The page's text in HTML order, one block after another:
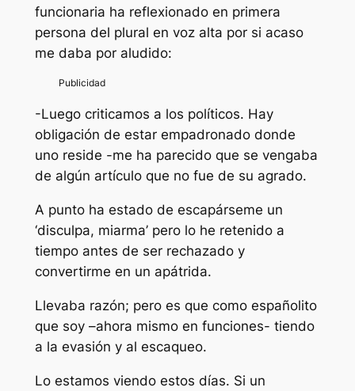
funcionaria ha reflexionado en primera
persona del plural en voz alta por si acaso
me daba por aludido:
-Luego criticamos a los políticos. Hay
obligación de estar empadronado donde
uno reside -me ha parecido que se vengaba
de algún artículo que no fue de su agrado.
A punto ha estado de escapárseme un
‘disculpa, miarma’ pero lo he retenido a
tiempo antes de ser rechazado y
convertirme en un apátrida.
Llevaba razón; pero es que como españolito
que soy –ahora mismo en funciones- tiendo
a la evasión y al escaqueo.
Lo estamos viendo estos días. Si un